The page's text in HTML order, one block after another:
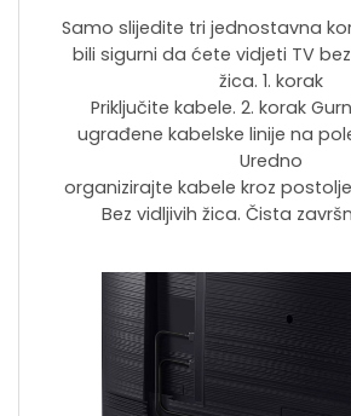
Samo slijedite tri jednostavna
bili sigurni da ćete vidjeti TV
žica. 1. korak
Priključite kabele. 2. korak
ugrađene kabelske linije na
Uredno
organizirajte kabele kroz
Bez vidljivih žica. Čista